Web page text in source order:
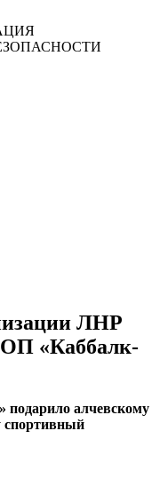
ЛНР
«Каббалк-
алчевскому
спортивный